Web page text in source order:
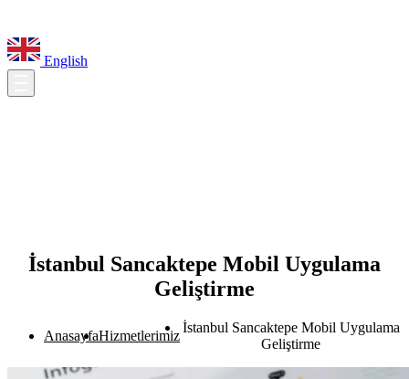
English
İstanbul Sancaktepe Mobil Uygulama
Geliştirme
AnasayfaHizmetlerimiz
İstanbul Sancaktepe Mobil Uygulama
Geliştirme